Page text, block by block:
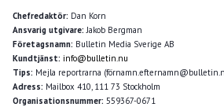
Chefredaktör: Dan Korn
Ansvarig utgivare:Jakob Bergman
Företagsnamn: Bulletin Media Sverige AB
Kundtjänst: info@bulletin.nu
Tips: Mejla reportrarna
Adress: Mailbox 410, 111 73 Stockholm
Organisationsnummer: 559367-0671